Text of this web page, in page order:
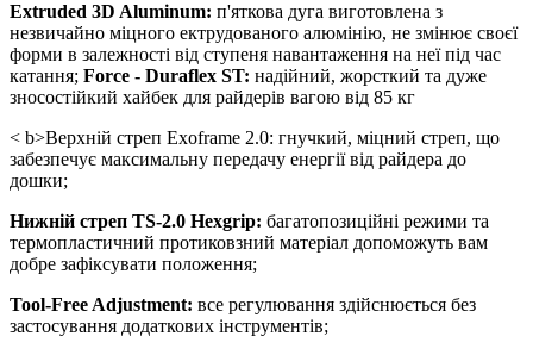
Extruded 3D Aluminum: п'яткова дуга виготовлена ​​з
незвичайно міцного ектрудованого алюмінію, не змінює своєї
форми в залежності від ступеня навантаження на неї під час
катання; Force - Duraflex ST: надійний, жорсткий та дуже
зносостійкий хайбек для райдерів вагою від 85 кг
< b>Верхній стреп Exoframe 2.0: гнучкий, міцний стреп, що
забезпечує максимальну передачу енергії від райдера до
дошки;
Нижній стреп TS-2.0 Hexgrip: багатопозиційні режими та
термопластичний протиковзний матеріал допоможуть вам
добре зафіксувати положення;
Tool-Free Adjustment: все регулювання здійснюється без
застосування додаткових інструментів;